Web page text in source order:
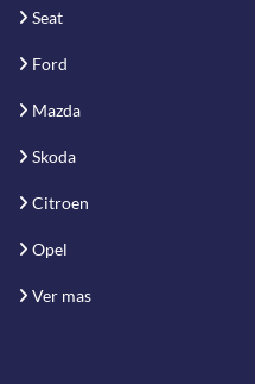
Seat
Ford
Mazda
Skoda
Citroen
Opel
Ver mas